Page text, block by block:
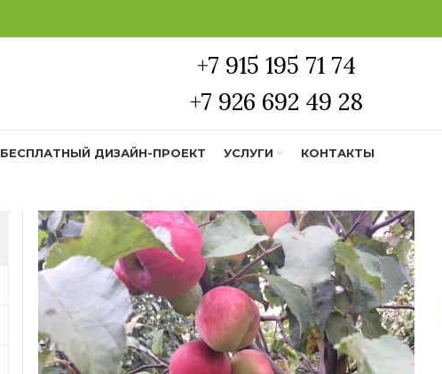
+7 915 195 71 74
+7 926 692 49 28
БЕСПЛАТНЫЙ ДИЗАЙН-ПРОЕКТ УСЛУГИ КОНТАКТЫ